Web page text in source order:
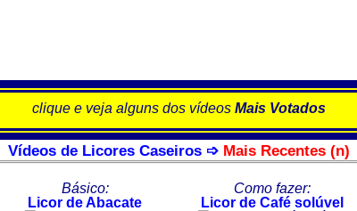
clique e veja alguns dos vídeos Mais Votados
Vídeos de Licores Caseiros ➩ Mais Recentes (n)
Básico:
Licor de Abacate
Como fazer:
Licor de Café solúvel